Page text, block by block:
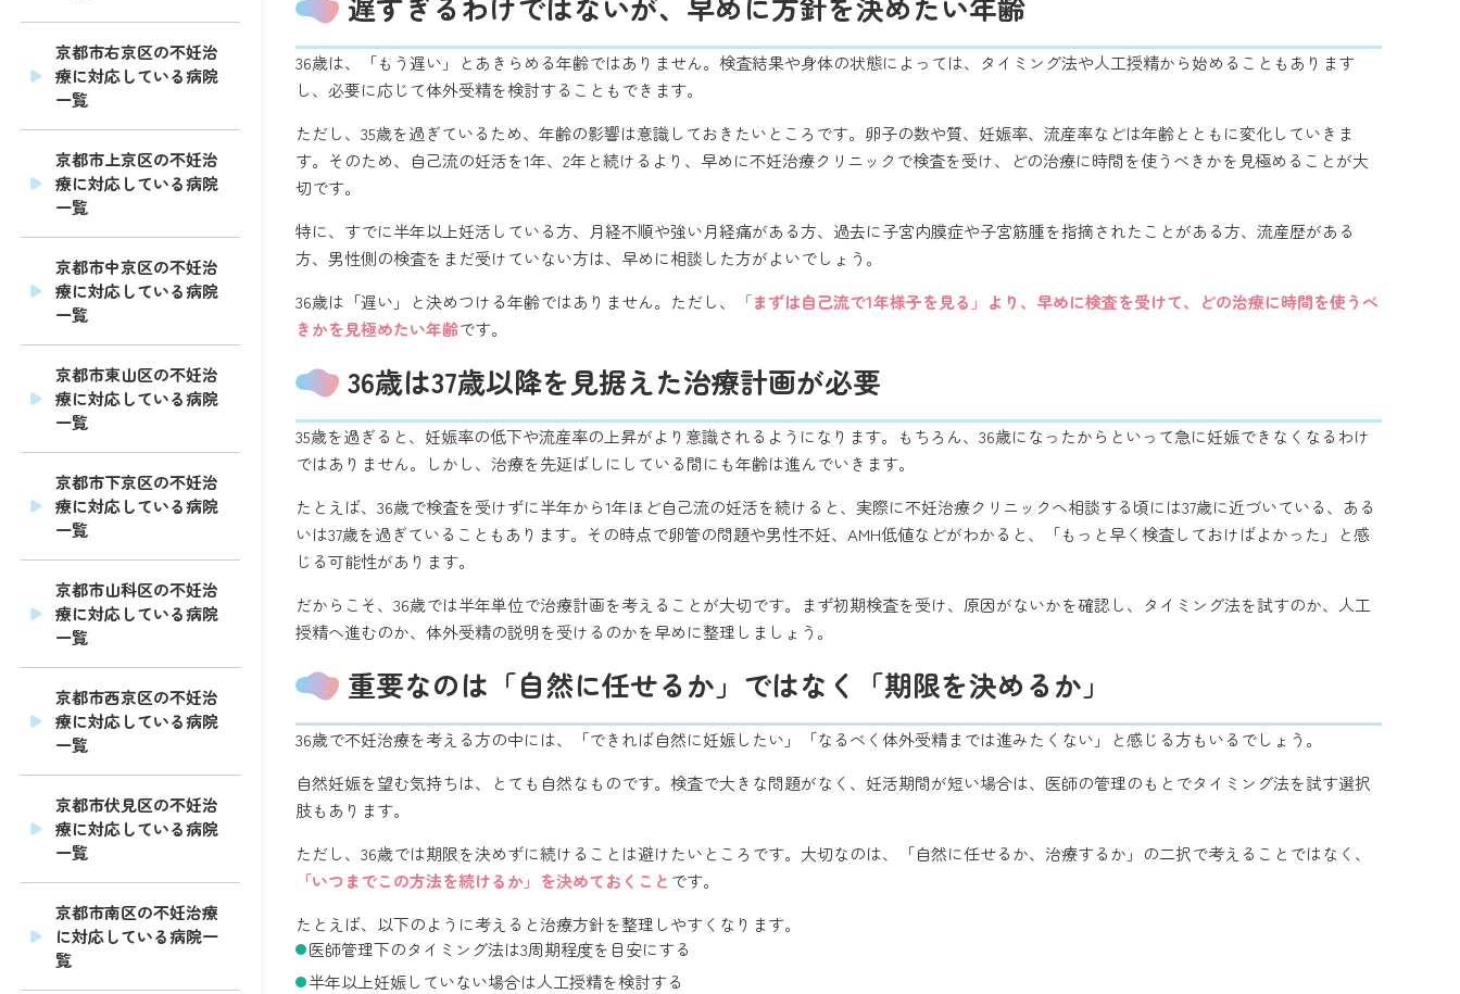
京都市右京区の不妊治
療に対応している病院
一覧
京都市上京区の不妊治
療に対応している病院
一覧
京都市中京区の不妊治
療に対応している病院
一覧
京都市東山区の不妊治
療に対応している病院
一覧
京都市下京区の不妊治
療に対応している病院
一覧
京都市山科区の不妊治
療に対応している病院
一覧
京都市西京区の不妊治
療に対応している病院
一覧
京都市伏見区の不妊治
療に対応している病院
一覧
京都市南区の不妊治療
に対応している病院一
覧
36歳は、「もう遅い」とあきらめる年齢ではありません。検査結果や身体の状態によっては、タイミング法や人工授精から始めることもあります
し、必要に応じて体外受精を検討することもできます。
ただし、35歳を過ぎているため、年齢の影響は意識しておきたいところです。卵子の数や質、妊娠率、流産率などは年齢とともに変化していきま
す。そのため、自己流の妊活を1年、2年と続けるより、早めに不妊治療クリニックで検査を受け、どの治療に時間を使うべきかを見極めることが大
切です。
特に、すでに半年以上妊活している方、月経不順や強い月経痛がある方、過去に子宮内膜症や子宮筋腫を指摘されたことがある方、流産歴がある
方、男性側の検査をまだ受けていない方は、早めに相談した方がよいでしょう。
36歳は「遅い」と決めつける年齢ではありません。ただし、
「まずは自己流で1年様子を見る」より、早めに検査を受けて、どの治療に時間を使うべ
きかを見極めたい年齢です。
36歳は37歳以降を見据えた治療計画が必要
35歳を過ぎると、妊娠率の低下や流産率の上昇がより意識されるようになります。もちろん、36歳になったからといって急に妊娠できなくなるわけ
ではありません。しかし、治療を先延ばしにしている間にも年齢は進んでいきます。
たとえば、36歳で検査を受けずに半年から1年ほど自己流の妊活を続けると、実際に不妊治療クリニックへ相談する頃には37歳に近づいている、ある
いは37歳を過ぎていることもあります。その時点で卵管の問題や男性不妊、AMH低値などがわかると、「もっと早く検査しておけばよかった」と感
じる可能性があります。
だからこそ、36歳では半年単位で治療計画を考えることが大切です。まず初期検査を受け、原因がないかを確認し、タイミング法を試すのか、人工
授精へ進むのか、体外受精の説明を受けるのかを早めに整理しましょう。
重要なのは「自然に任せるか」ではなく「期限を決めるか」
36歳で不妊治療を考える方の中には、「できれば自然に妊娠したい」「なるべく体外受精までは進みたくない」と感じる方もいるでしょう。
自然妊娠を望む気持ちは、とても自然なものです。検査で大きな問題がなく、妊活期間が短い場合は、医師の管理のもとでタイミング法を試す選択
肢もあります。
ただし、36歳では期限を決めずに続けることは避けたいところです。大切なのは、「自然に任せるか、治療するか」の二択で考えることではなく、
「いつまでこの方法を続けるか」を決めておくこと です。
たとえば、以下のように考えると治療方針を整理しやすくなります。
医師管理下のタイミング法は3周期程度を目安にする
半年以上妊娠していない場合は人工授精を検討する